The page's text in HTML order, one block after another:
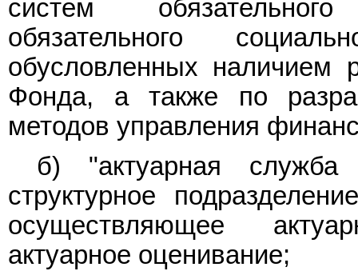
систем
обязательного
обусловленных наличием
Фонда, а также по
методов управления
б) "актуарная служба
структурное
осуществляющее
актуарное оценивание;